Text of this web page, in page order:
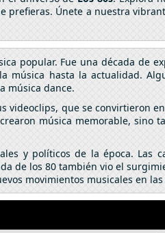
Únete a nuestra
popular. Fue una década de
hasta la actualidad.
música dance.
videoclips, que se convirtieron
música memorable, sino
y políticos de la época. Las
de los 80 también vio el
movimientos musicales en